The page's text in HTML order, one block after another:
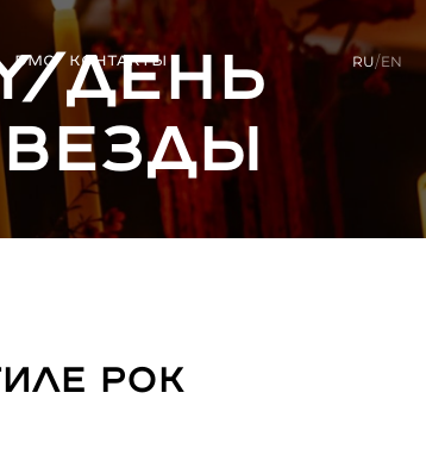
DMC КОНТАКТЫ RU/EN
День
рок